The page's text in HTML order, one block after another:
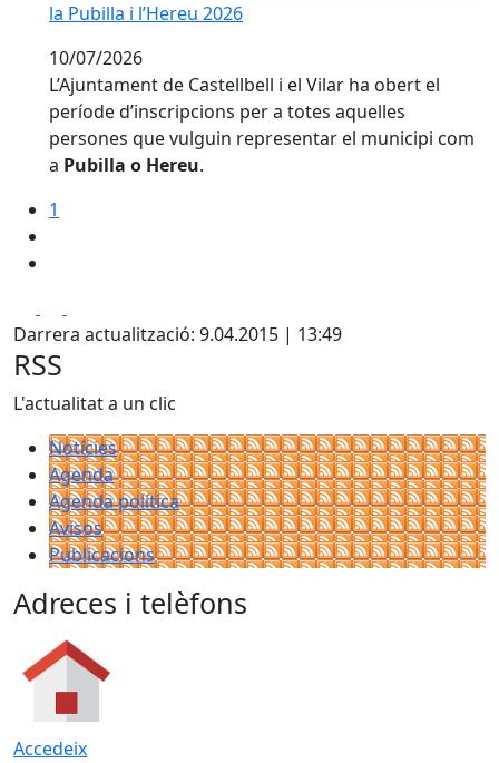
la Pubilla i l’Hereu 2026
10/07/2026
L’Ajuntament de Castellbell i el Vilar ha obert el
període d’inscripcions per a totes aquelles
persones que vulguin representar el municipi com
a Pubilla o Hereu.
1
Darrera actualització: 9.04.2015 | 13:49
RSS
L'actualitat a un clic
Notícies
Agenda
Agenda política
Avisos
Publicacions
Adreces i telèfons
Accedeix